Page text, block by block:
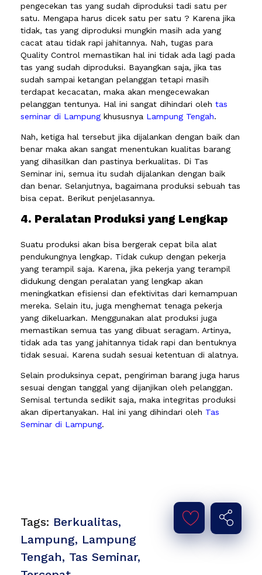
pengecekan tas yang sudah diproduksi tadi satu per
satu. Mengapa harus dicek satu per satu ? Karena jika
tidak, tas yang diproduksi mungkin masih ada yang
cacat atau tidak rapi jahitannya. Nah, tugas para
Quality Control memastikan hal ini tidak ada lagi pada
tas yang sudah diproduksi. Bayangkan saja, jika tas
sudah sampai ketangan pelanggan tetapi masih
terdapat kecacatan, maka akan mengecewakan
pelanggan tentunya. Hal ini sangat dihindari oleh tas
seminar di Lampung khususnya Lampung Tengah.
Nah, ketiga hal tersebut jika dijalankan dengan baik dan
benar maka akan sangat menentukan kualitas barang
yang dihasilkan dan pastinya berkualitas. Di Tas
Seminar ini, semua itu sudah dijalankan dengan baik
dan benar. Selanjutnya, bagaimana produksi sebuah tas
bisa cepat. Berikut penjelasannya.
4. Peralatan Produksi yang Lengkap
Suatu produksi akan bisa bergerak cepat bila alat
pendukungnya lengkap. Tidak cukup dengan pekerja
yang terampil saja. Karena, jika pekerja yang terampil
didukung dengan peralatan yang lengkap akan
meningkatkan efisiensi dan efektivitas dari kemampuan
mereka. Selain itu, juga menghemat tenaga pekerja
yang dikeluarkan. Menggunakan alat produksi juga
memastikan semua tas yang dibuat seragam. Artinya,
tidak ada tas yang jahitannya tidak rapi dan bentuknya
tidak sesuai. Karena sudah sesuai ketentuan di alatnya.
Selain produksinya cepat, pengiriman barang juga harus
sesuai dengan tanggal yang dijanjikan oleh pelanggan.
Semisal tertunda sedikit saja, maka integritas produksi
akan dipertanyakan. Hal ini yang dihindari oleh Tas
Seminar di Lampung.
Tags: Berkualitas,
Lampung, Lampung
Tengah, Tas Seminar,